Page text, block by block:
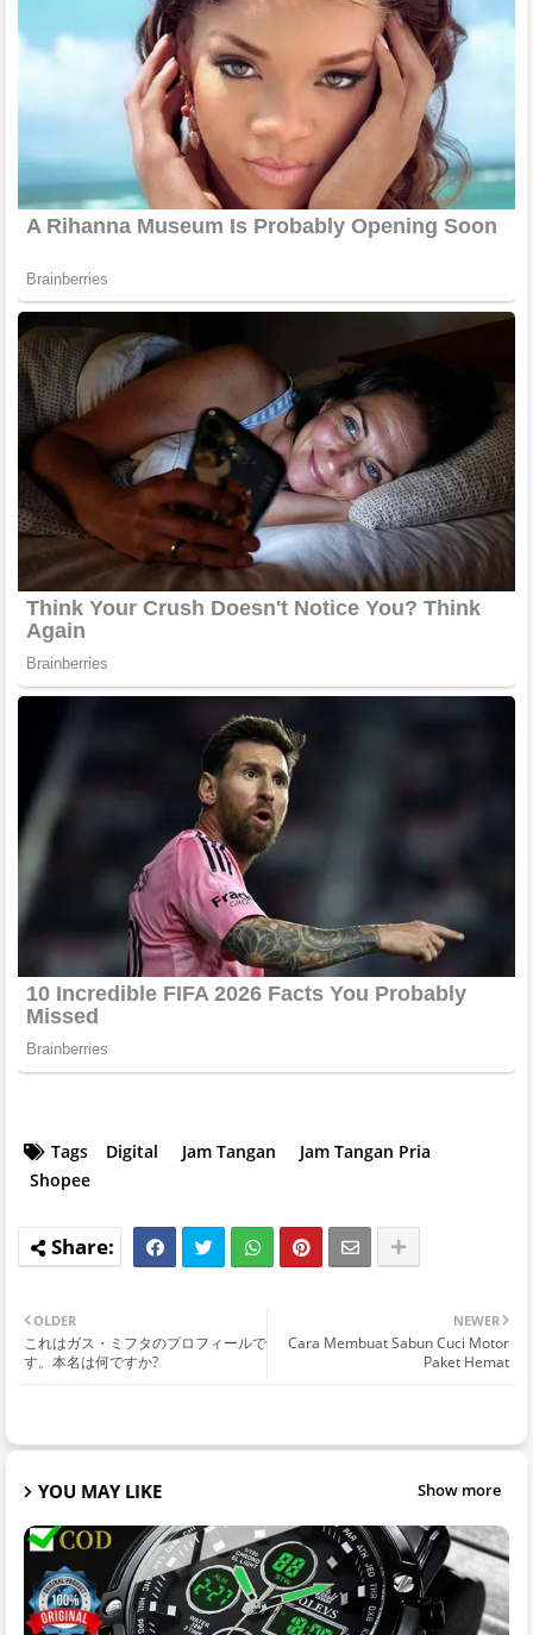
Tags Digital Jam Tangan
Jam Tangan Pria
Shopee
NEWER
Cara Membuat Sabun Cuci Motor
Paket Hemat
OLDER
これはガス・ミフタのプロフィールで
す。本名は何ですか?
YOU MAY LIKE Show more